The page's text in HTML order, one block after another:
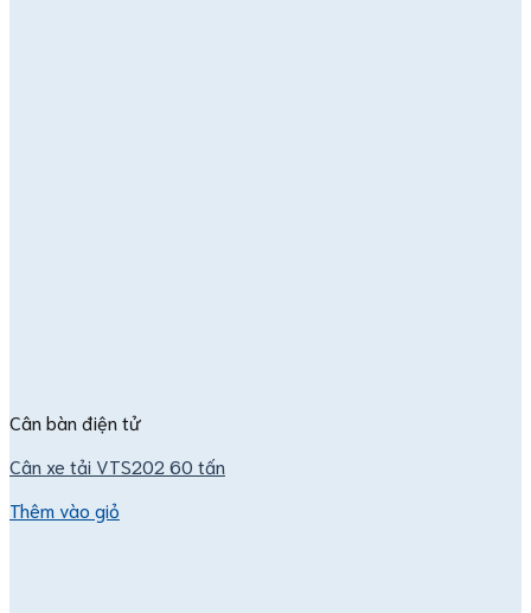
Cân bàn điện tử
Cân xe tải VTS202 60 tấn
Thêm vào giỏ